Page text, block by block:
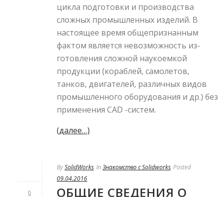
цикла подготовки и производства
сложных промышленных изделий. В
настоящее время общепризнанным
фактом является невозможность из­
готовления сложной наукоемкой
продукции (кораблей, самолетов,
танков, двигателей, различных видов
про­мышленного оборудования и др.) без
применения CAD -систем.
(далее…)
0
BySolidWorks In Знакомство с Solidworks Posted
09.04.2016
ОБЩИЕ СВЕДЕНИЯ О